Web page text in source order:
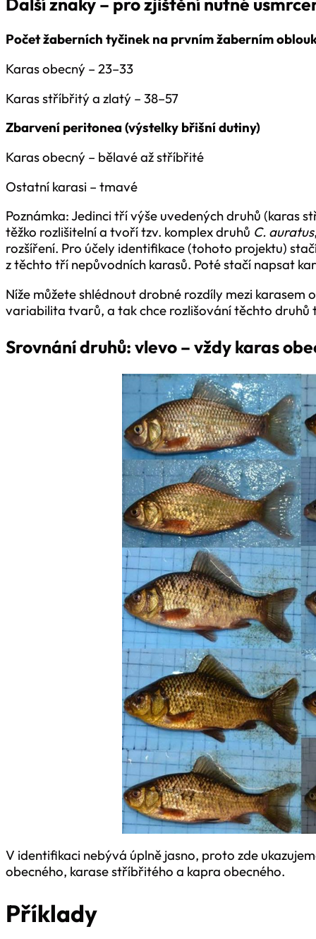
Počet žaberních tyčinek na prvním žaberním
Karas obecný – 23–33
Karas stříbřitý a zlatý – 38–57
Zbarvení peritonea (výstelky břišní dutiny)
Karas obecný – bělavé až stříbřité
Ostatní karasi – tmavé
Poznámka: Jedinci tří výše uvedených druhů (karas
těžko rozlišitelní a tvoří tzv. komplex druhů C. auratus
rozšíření. Pro účely identifikace (tohoto projektu)
z těchto tří nepůvodních karasů. Poté stačí napsat
Níže můžete shlédnout drobné rozdíly mezi
variabilita tvarů, a tak chce rozlišování těchto druhů
Srovnání druhů: vlevo – vždy karas
V identifikaci nebývá úplně jasno, proto zde
obecného, karase stříbřitého a kapra obecného.
Příklady